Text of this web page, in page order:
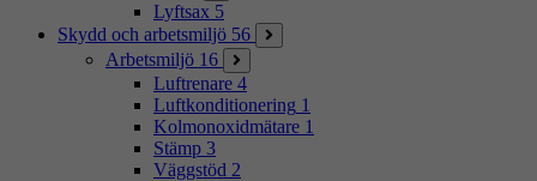
Lyftsax 5
Skydd och arbetsmiljö 56
Arbetsmiljö 16
Luftrenare 4
Luftkonditionering 1
Kolmonoxidmätare 1
Stämp 3
Väggstöd 2